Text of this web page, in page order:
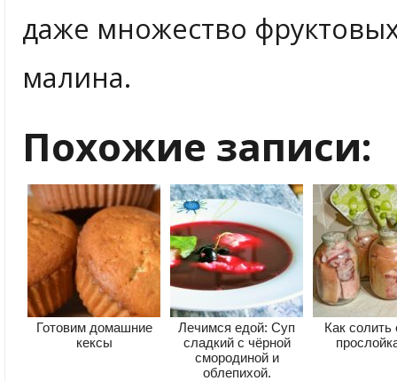
даже множество
малина.
Похожие записи:
Готовим домашние
кексы
Лечимся едой: Суп
сладкий с чёрной
смородиной и
облепихой.
Как солить